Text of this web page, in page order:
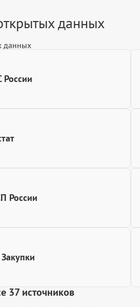
данных
данных
России
37 источников